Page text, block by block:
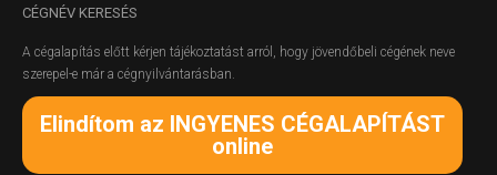
CÉGNÉV KERESÉS
A cégalapítás előtt kérjen tájékoztatást arról, hogy jövendőbeli cégének neve
szerepel-e már a cégnyilvántarásban.
Elindítom az INGYENES CÉGALAPÍTÁST
online